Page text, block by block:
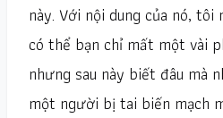
này. Với nội dung của nó, tôi
có thể bạn chỉ mất một vài
nhưng sau này biết đâu mà
một người bị tai biến mạch